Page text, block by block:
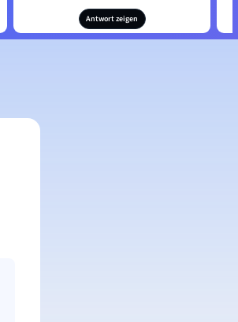
Antwort zeigen